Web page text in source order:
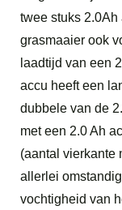
twee stuks 2.0Ah
grasmaaier ook
laadtijd van een
accu heeft een
dubbele van de
met een 2.0 Ah
(aantal vierkante
allerlei
vochtigheid van